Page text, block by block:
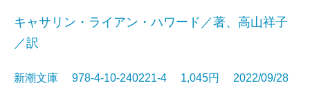
キャサリン・ライアン・ハワード／著、高山祥子
／訳
新潮文庫 978-4-10-240221-4 1,045円 2022/09/28